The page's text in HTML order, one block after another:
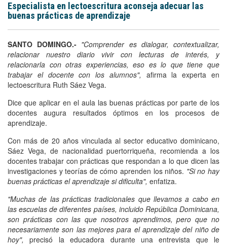
Especialista en lectoescritura aconseja adecuar las
buenas prácticas de aprendizaje
SANTO DOMINGO.- "Comprender es dialogar, contextualizar,
relacionar nuestro diario vivir con lecturas de interés, y
relacionarla con otras experiencias, eso es lo que tiene que
trabajar el docente con los alumnos", afirma la experta en
lectoescritura Ruth Sáez Vega.
Dice que aplicar en el aula las buenas prácticas por parte de los
docentes augura resultados óptimos en los procesos de
aprendizaje.
Con más de 20 años vinculada al sector educativo dominicano,
Sáez Vega, de nacionalidad puertorriqueña, recomienda a los
docentes trabajar con prácticas que respondan a lo que dicen las
investigaciones y teorías de cómo aprenden los niños. "Si no hay
buenas prácticas el aprendizaje si dificulta", enfatiza.
"Muchas de las prácticas tradicionales que llevamos a cabo en
las escuelas de diferentes países, incluido República Dominicana,
son prácticas con las que nosotros aprendimos, pero que no
necesariamente son las mejores para el aprendizaje del niño de
hoy", precisó la educadora durante una entrevista que le